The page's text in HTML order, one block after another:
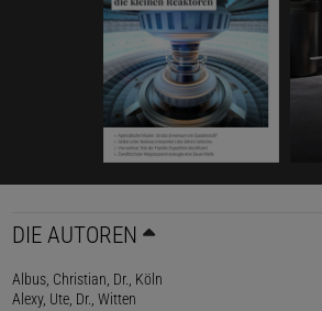
DIE AUTOREN
Albus, Christian, Dr., Köln
Alexy, Ute, Dr., Witten